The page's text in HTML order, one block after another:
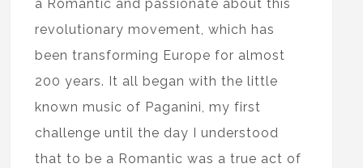
a Romantic and passionate about this
revolutionary movement, which has
been transforming Europe for almost
200 years. It all began with the little
known music of Paganini, my first
challenge until the day I understood
that to be a Romantic was a true act of